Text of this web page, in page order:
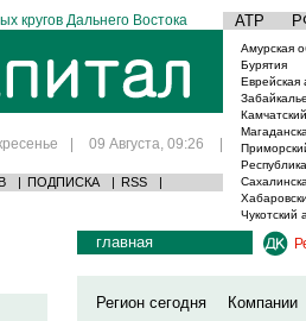
кругов Дальнего Востока АТР
| 09 Августа, 09:26 |
| ПОДПИСКА | RSS |
Амурская
Бурятия
Еврейская
Чукотский
главная
Регион сегодня
Компании